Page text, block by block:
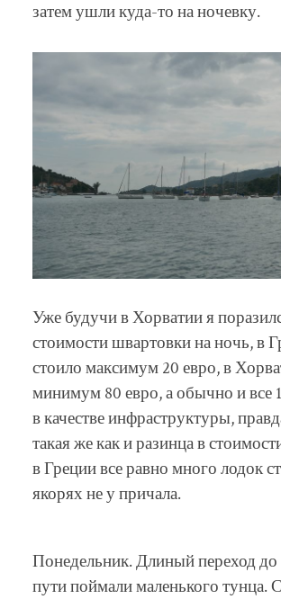
затем ушли куда-то на ночевку.
Уже будучи в Хорватии я
стоимости швартовки на ночь, в
стоило максимум 20 евро, в
минимум 80 евро, а обычно и все
в качестве инфраструктуры,
такая же как и разинца в
в Греции все равно много лодок
якорях не у причала.
Понедельник. Длиный переход
пути поймали маленького тунца.